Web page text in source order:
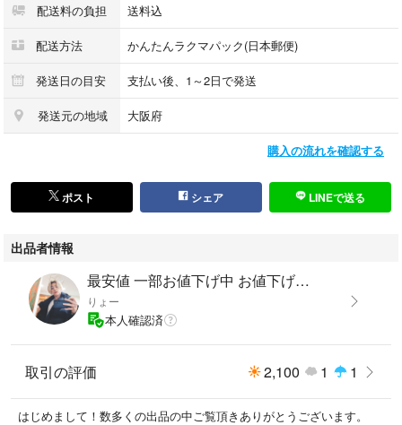
配送料の負担 送料込
配送方法 かんたんラクマパック(日本郵便)
発送日の目安 支払い後、1～2日で発送
発送元の地域 大阪府
購入の流れを確認する
ポスト シェア LINEで送る
出品者情報
最安値 一部お値下げ中 お値下げ不可
りょー
本人確認済
取引の評価 2,100 1 1
はじめまして！数多くの出品の中ご覧頂きありがとうございます。